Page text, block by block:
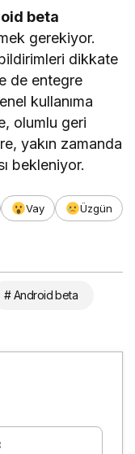
beta
gerekiyor.
dikkate
de entegre
kullanıma
olumlu geri
yakın zamanda
bekleniyor.
Vay
Üzgün
# Android beta